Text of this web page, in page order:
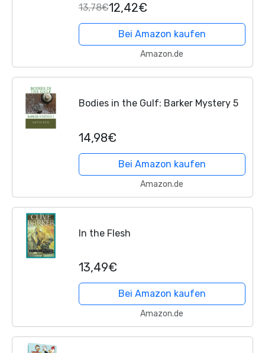
Romance, Band 3)
13,78€12,42€
Bei Amazon kaufen
Amazon.de
Bodies in the Gulf: Barker Mystery 5
14,98€
Bei Amazon kaufen
Amazon.de
In the Flesh
13,49€
Bei Amazon kaufen
Amazon.de